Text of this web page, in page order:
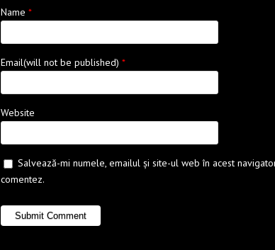
Name *
Email(will not be published) *
Website
Salvează-mi numele, emailul și site-ul web în acest
comentez.